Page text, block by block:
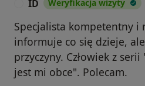
ID Weryfikacja wizyty
Specjalista kompetentny i
informuje co się dzieje,
przyczyny. Człowiek z
jest mi obce". Polecam.